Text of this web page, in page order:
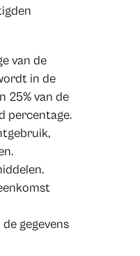
van de
in de
25% van de
percentage.
gegevens